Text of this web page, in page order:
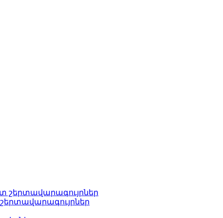
շերտավարագույրներ